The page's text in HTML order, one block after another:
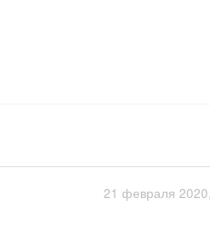
21 февраля